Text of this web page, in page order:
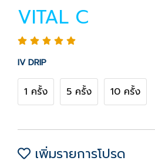
VITAL C
IV DRIP
1 ครั้ง 5 ครั้ง 10 ครั้ง
เพิ่มรายการโปรด